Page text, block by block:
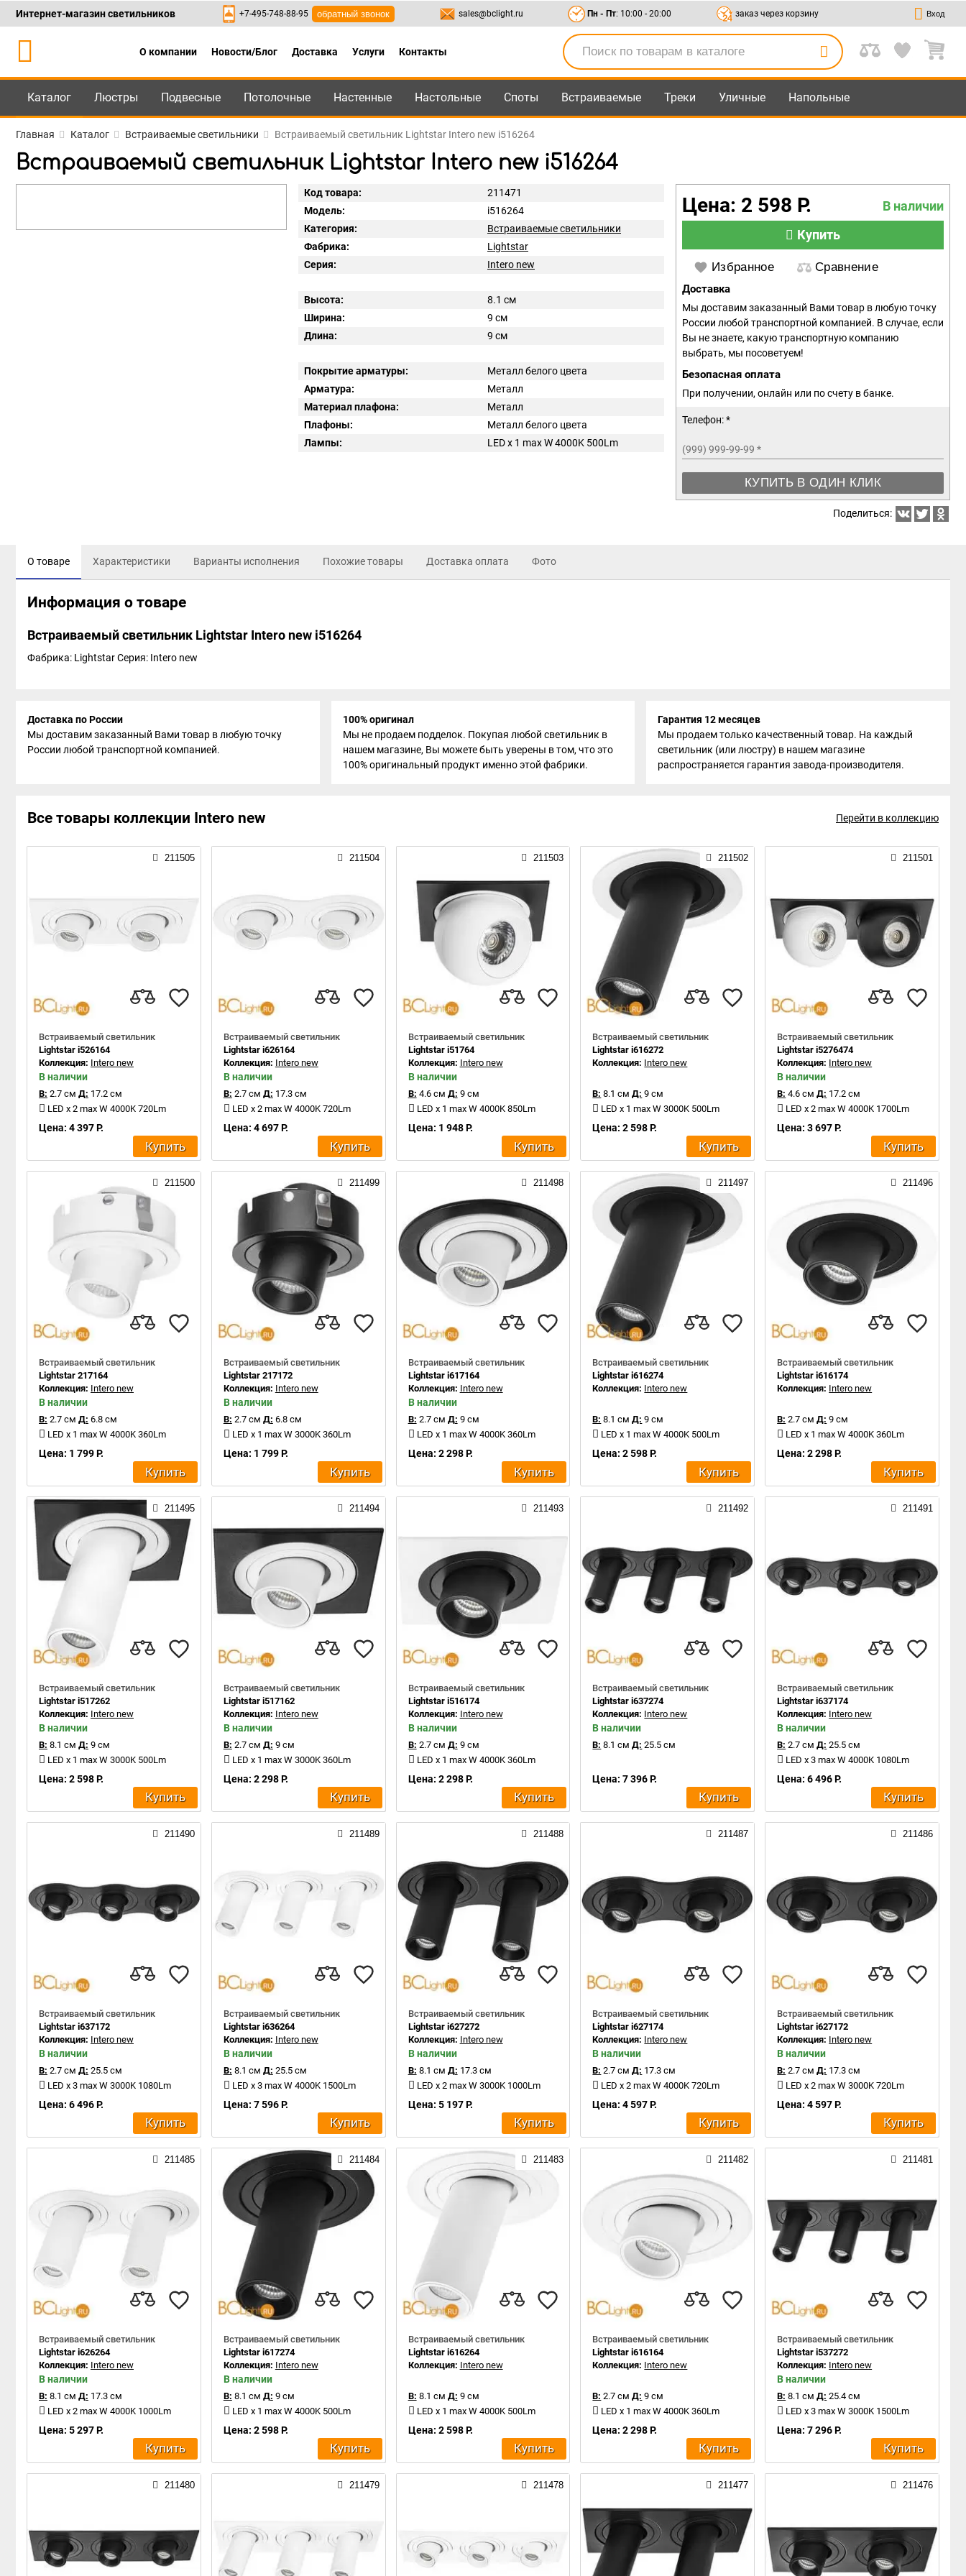
Каталог +7-495-748-88-95 ,8-800-550-95-45 sales@bclight.ru
Интернет-магазин светильников +7-495-748-88-95 обратный звонок sales@bclight.ru Пн - Пт: 10:00 - 20:00 заказ через корзину Вход
О компании Новости/Блог Доставка Услуги Контакты
Каталог Люстры Подвесные Потолочные Настенные Настольные Споты Встраиваемые Треки Уличные Напольные
Главная Каталог Встраиваемые светильники Встраиваемый светильник Lightstar Intero new i516264
Встраиваемый светильник Lightstar Intero new i516264
Код товара:
211471
Модель:
i516264
Категория:
Встраиваемые светильники
Фабрика:
Lightstar
Серия:
Intero new
Высота:
8.1 см
Ширина:
9 см
Длина:
9 см
Покрытие арматуры:
Металл белого цвета
Арматура:
Металл
Материал плафона:
Металл
Плафоны:
Металл белого цвета
Лампы:
LED x 1 max W 4000K 500Lm
Цена: 2 598 Р.
В наличии
Купить
Избранное Сравнение
Доставка
Мы доставим заказанный Вами товар в любую точку
России любой транспортной компанией. В случае, если
Вы не знаете, какую транспортную компанию
выбрать, мы посоветуем!
Безопасная оплата
При получении, онлайн или по счету в банке.
Телефон: *
(999) 999-99-99 *
КУПИТЬ В ОДИН КЛИК
Поделиться:
О товаре Характеристики Варианты исполнения Похожие товары Доставка оплата Фото
Информация о товаре
Встраиваемый светильник Lightstar Intero new i516264
Фабрика: LightstarСерия: Intero new
Доставка по России
Мы доставим заказанный Вами товар в любую точку
России любой транспортной компанией.
100% оригинал
Мы не продаем подделок. Покупая любой светильник в
нашем магазине, Вы можете быть уверены в том, что это
100% оригинальный продукт именно этой фабрики.
Гарантия 12 месяцев
Мы продаем только качественный товар. На каждый
светильник (или люстру) в нашем магазине
распространяется гарантия завода-производителя.
Все товары коллекции Intero new Перейти в коллекцию
211505
Встраиваемый светильник
Lightstar i526164
Коллекция: Intero new
В наличии
В: 2.7 см Д: 17.2 см
LED x 2 max W 4000K 720Lm
Цена: 4 397 Р.
Купить
211504
Встраиваемый светильник
Lightstar i626164
Коллекция: Intero new
В наличии
В: 2.7 см Д: 17.3 см
LED x 2 max W 4000K 720Lm
Цена: 4 697 Р.
Купить
211503
Встраиваемый светильник
Lightstar i51764
Коллекция: Intero new
В наличии
В: 4.6 см Д: 9 см
LED x 1 max W 4000K 850Lm
Цена: 1 948 Р.
Купить
211502
Встраиваемый светильник
Lightstar i616272
Коллекция: Intero new
В: 8.1 см Д: 9 см
LED x 1 max W 3000K 500Lm
Цена: 2 598 Р.
Купить
211501
Встраиваемый светильник
Lightstar i5276474
Коллекция: Intero new
В наличии
В: 4.6 см Д: 17.2 см
LED x 2 max W 4000K 1700Lm
Цена: 3 697 Р.
Купить
211500
Встраиваемый светильник
Lightstar 217164
Коллекция: Intero new
В наличии
В: 2.7 см Д: 6.8 см
LED x 1 max W 4000K 360Lm
Цена: 1 799 Р.
Купить
211499
Встраиваемый светильник
Lightstar 217172
Коллекция: Intero new
В наличии
В: 2.7 см Д: 6.8 см
LED x 1 max W 3000K 360Lm
Цена: 1 799 Р.
Купить
211498
Встраиваемый светильник
Lightstar i617164
Коллекция: Intero new
В наличии
В: 2.7 см Д: 9 см
LED x 1 max W 4000K 360Lm
Цена: 2 298 Р.
Купить
211497
Встраиваемый светильник
Lightstar i616274
Коллекция: Intero new
В: 8.1 см Д: 9 см
LED x 1 max W 4000K 500Lm
Цена: 2 598 Р.
Купить
211496
Встраиваемый светильник
Lightstar i616174
Коллекция: Intero new
В: 2.7 см Д: 9 см
LED x 1 max W 4000K 360Lm
Цена: 2 298 Р.
Купить
211495
Встраиваемый светильник
Lightstar i517262
Коллекция: Intero new
В наличии
В: 8.1 см Д: 9 см
LED x 1 max W 3000K 500Lm
Цена: 2 598 Р.
Купить
211494
Встраиваемый светильник
Lightstar i517162
Коллекция: Intero new
В наличии
В: 2.7 см Д: 9 см
LED x 1 max W 3000K 360Lm
Цена: 2 298 Р.
Купить
211493
Встраиваемый светильник
Lightstar i516174
Коллекция: Intero new
В наличии
В: 2.7 см Д: 9 см
LED x 1 max W 4000K 360Lm
Цена: 2 298 Р.
Купить
211492
Встраиваемый светильник
Lightstar i637274
Коллекция: Intero new
В наличии
В: 8.1 см Д: 25.5 см
Цена: 7 396 Р.
Купить
211491
Встраиваемый светильник
Lightstar i637174
Коллекция: Intero new
В наличии
В: 2.7 см Д: 25.5 см
LED x 3 max W 4000K 1080Lm
Цена: 6 496 Р.
Купить
211490
Встраиваемый светильник
Lightstar i637172
Коллекция: Intero new
В наличии
В: 2.7 см Д: 25.5 см
LED x 3 max W 3000K 1080Lm
Цена: 6 496 Р.
Купить
211489
Встраиваемый светильник
Lightstar i636264
Коллекция: Intero new
В наличии
В: 8.1 см Д: 25.5 см
LED x 3 max W 4000K 1500Lm
Цена: 7 596 Р.
Купить
211488
Встраиваемый светильник
Lightstar i627272
Коллекция: Intero new
В наличии
В: 8.1 см Д: 17.3 см
LED x 2 max W 3000K 1000Lm
Цена: 5 197 Р.
Купить
211487
Встраиваемый светильник
Lightstar i627174
Коллекция: Intero new
В наличии
В: 2.7 см Д: 17.3 см
LED x 2 max W 4000K 720Lm
Цена: 4 597 Р.
Купить
211486
Встраиваемый светильник
Lightstar i627172
Коллекция: Intero new
В наличии
В: 2.7 см Д: 17.3 см
LED x 2 max W 3000K 720Lm
Цена: 4 597 Р.
Купить
211485
Встраиваемый светильник
Lightstar i626264
Коллекция: Intero new
В наличии
В: 8.1 см Д: 17.3 см
LED x 2 max W 4000K 1000Lm
Цена: 5 297 Р.
Купить
211484
Встраиваемый светильник
Lightstar i617274
Коллекция: Intero new
В наличии
В: 8.1 см Д: 9 см
LED x 1 max W 4000K 500Lm
Цена: 2 598 Р.
Купить
211483
Встраиваемый светильник
Lightstar i616264
Коллекция: Intero new
В: 8.1 см Д: 9 см
LED x 1 max W 4000K 500Lm
Цена: 2 598 Р.
Купить
211482
Встраиваемый светильник
Lightstar i616164
Коллекция: Intero new
В: 2.7 см Д: 9 см
LED x 1 max W 4000K 360Lm
Цена: 2 298 Р.
Купить
211481
Встраиваемый светильник
Lightstar i537272
Коллекция: Intero new
В наличии
В: 8.1 см Д: 25.4 см
LED x 3 max W 3000K 1500Lm
Цена: 7 296 Р.
Купить
211480 211479 211478 211477 211476